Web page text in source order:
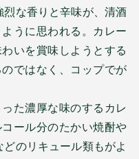
な香りと辛味が、清酒
うに思われる。カレー
いを賞味しようとする
ではなく、コップでが
た濃厚な味のするカレ
ール分のたかい焼酎や
のリキュール類もがよ